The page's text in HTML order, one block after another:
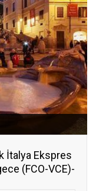
İtalya Ekspres
(FCO-VCE)-